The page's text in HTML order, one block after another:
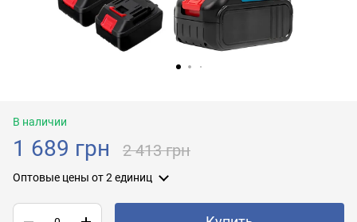
В наличии
1 689 грн 2 413 грн
Оптовые цены от 2 единиц